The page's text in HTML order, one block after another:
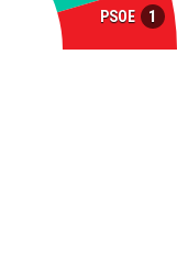
PSOE 1